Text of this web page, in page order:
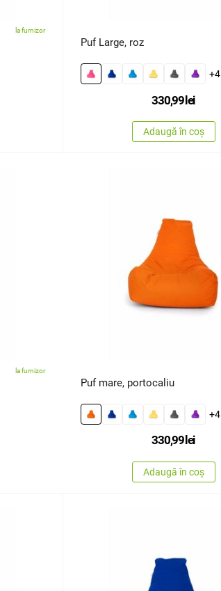
la furnizor
Puf Large, roz
+4
330,99lei
Adaugă în coș
la furnizor
Puf mare, portocaliu
+4
330,99 lei
Adaugă în coș